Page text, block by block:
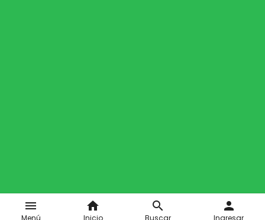
menu
Menú
home
Inicio
search
Buscar
person
Ingresar